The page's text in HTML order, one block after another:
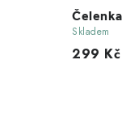
t
ů
k
t
Skladem
299 Kč